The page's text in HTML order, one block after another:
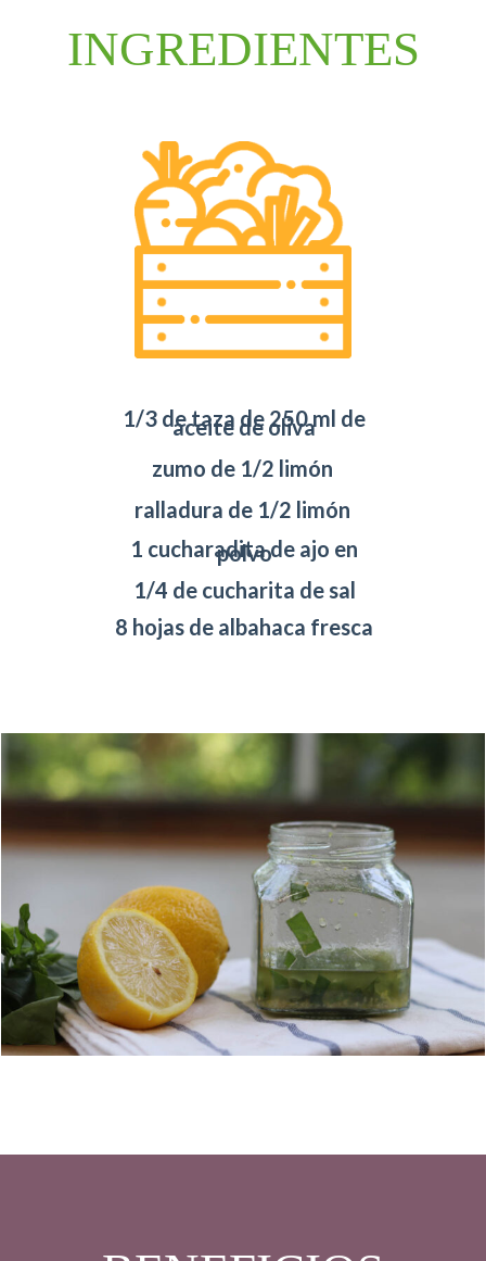
INGREDIENTES
1/3 de taza de 250 ml de
aceite de oliva
zumo de 1/2 limón
ralladura de 1/2 limón
1 cucharadita de ajo en
polvo
1/4 de cucharita de sal
8 hojas de albahaca fresca